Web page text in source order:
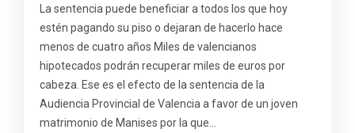
La sentencia puede beneficiar a todos los que hoy
estén pagando su piso o dejaran de hacerlo hace
menos de cuatro años Miles de valencianos
hipotecados podrán recuperar miles de euros por
cabeza. Ese es el efecto de la sentencia de la
Audiencia Provincial de Valencia a favor de un joven
matrimonio de Manises por la que…